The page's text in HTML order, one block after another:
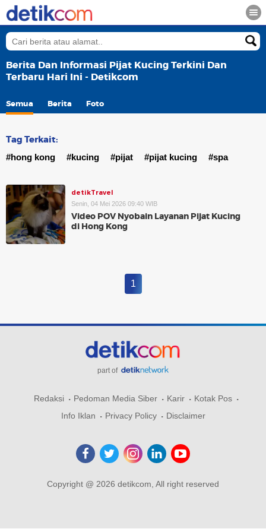
Berita Dan Informasi Pijat Kucing Terkini Dan
Terbaru Hari Ini - Detikcom
Semua Berita Foto
Tag Terkait:
#hong kong #kucing #pijat #pijat kucing #spa
detikTravel
Senin, 04 Mei 2026 09:40 WIB
Video POV Nyobain Layanan Pijat Kucing
di Hong Kong
1
part of
Redaksi Pedoman Media Siber Karir
Kotak Pos
Info Iklan
Privacy Policy Disclaimer
Copyright @ 2026 detikcom, All right reserved